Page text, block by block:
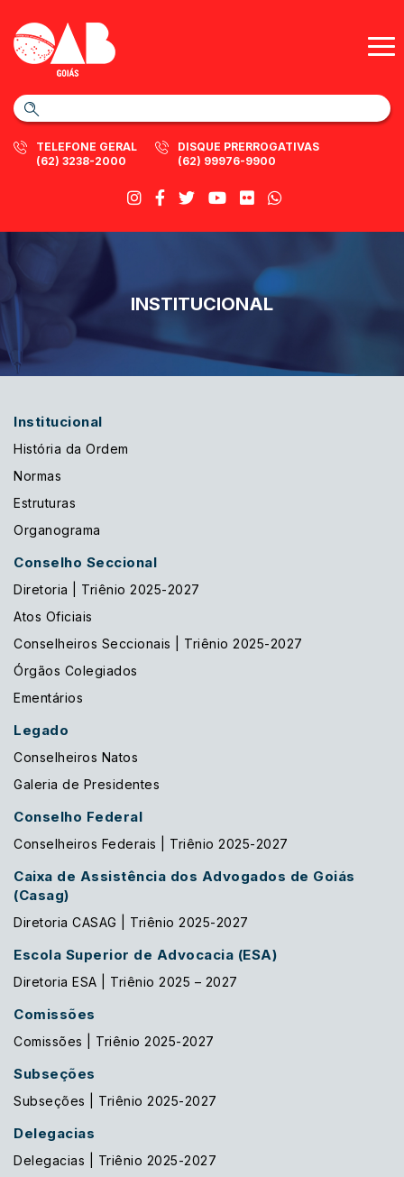
TELEFONE GERAL
(62) 3238-2000
DISQUE PRERROGATIVAS
(62) 99976-9900
INSTITUCIONAL
Institucional
História da Ordem
Normas
Estruturas
Organograma
Conselho Seccional
Diretoria | Triênio 2025-2027
Atos Oficiais
Conselheiros Seccionais | Triênio 2025-2027
Órgãos Colegiados
Ementários
Legado
Conselheiros Natos
Galeria de Presidentes
Conselho Federal
Conselheiros Federais | Triênio 2025-2027
Caixa de Assistência dos Advogados de Goiás
(Casag)
Diretoria CASAG | Triênio 2025-2027
Escola Superior de Advocacia (ESA)
Diretoria ESA | Triênio 2025 – 2027
Comissões
Comissões | Triênio 2025-2027
Subseções
Subseções | Triênio 2025-2027
Delegacias
Delegacias | Triênio 2025-2027